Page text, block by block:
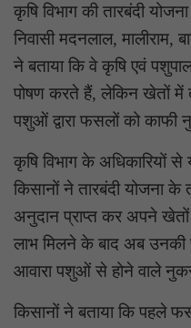
कृषि विभाग की तारबंदी
निवासी मदनलाल, मालीराम,
ने बताया कि वे कृषि एवं
पोषण करते हैं, लेकिन खेतों में
पशुओं द्वारा फसलों को काफी
कृषि विभाग के अधिकारियों से
किसानों ने तारबंदी योजना
अनुदान प्राप्त कर अपने खेतों
लाभ मिलने के बाद अब उनकी
आवारा पशुओं से होने वाले
किसानों ने बताया कि पहले